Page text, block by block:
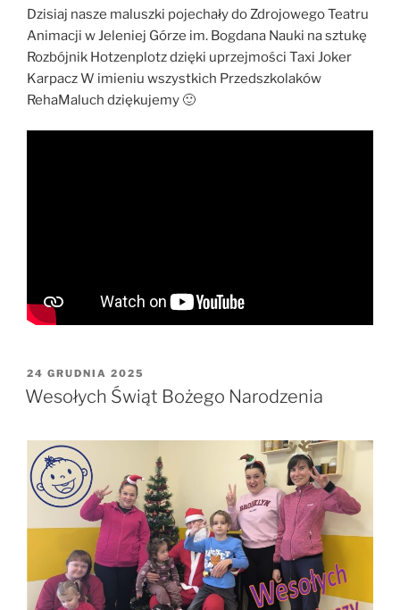
Dzisiaj nasze maluszki pojechały do Zdrojowego Teatru
Animacji w Jeleniej Górze im. Bogdana Nauki na sztukę
Rozbójnik Hotzenplotz dzięki uprzejmości Taxi Joker
Karpacz W imieniu wszystkich Przedszkolaków
RehaMaluch dziękujemy 🙂
OPUBLIKOWANE
W
24 GRUDNIA 2025
Wesołych Świąt Bożego Narodzenia